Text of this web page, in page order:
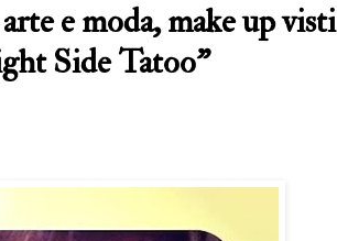
e moda, make up visti
Side Tatoo"